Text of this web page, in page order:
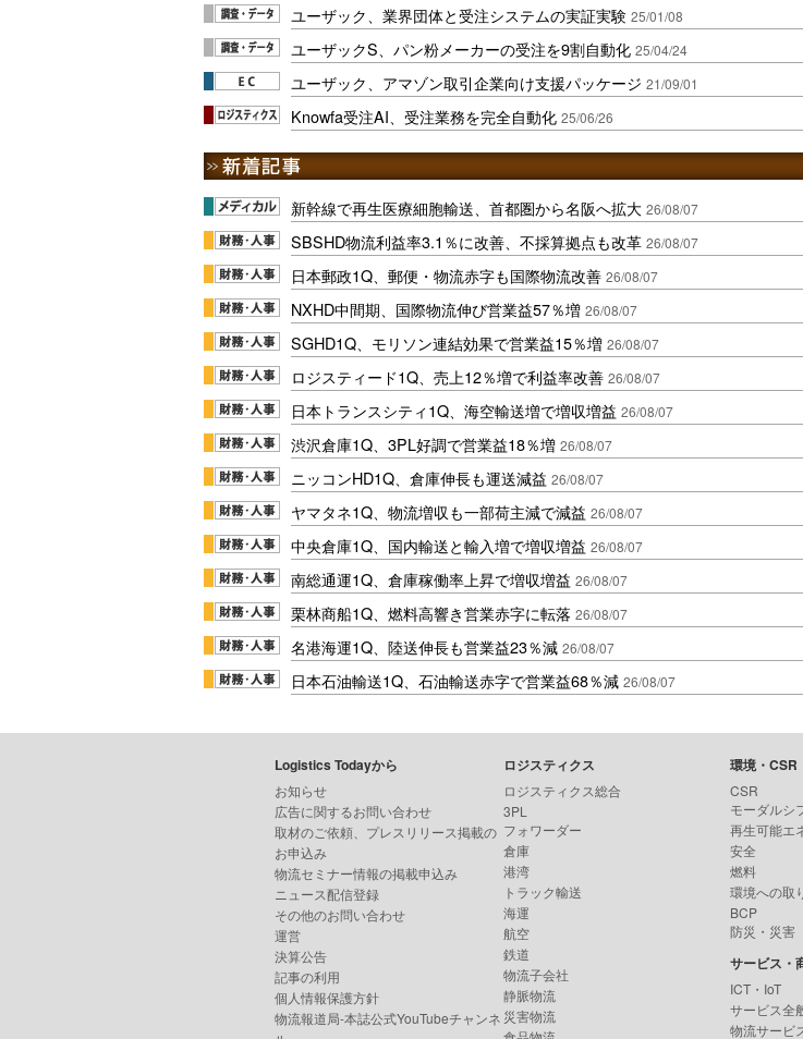
ユーザック、業界団体と受注システムの実証実験 25/01/08
ユーザックS、パン粉メーカーの受注を9割自動化 25/04/24
ユーザック、アマゾン取引企業向け支援パッケージ 21/09/01
Knowfa受注AI、受注業務を完全自動化 25/06/26
新幹線で再生医療細胞輸送、首都圏から名阪へ拡大 26/08/07
SBSHD物流利益率3.1％に改善、不採算拠点も改革 26/08/07
日本郵政1Q、郵便・物流赤字も国際物流改善 26/08/07
NXHD中間期、国際物流伸び営業益57％増 26/08/07
SGHD1Q、モリソン連結効果で営業益15％増 26/08/07
ロジスティード1Q、売上12％増で利益率改善 26/08/07
日本トランスシティ1Q、海空輸送増で増収増益 26/08/07
渋沢倉庫1Q、3PL好調で営業益18％増 26/08/07
ニッコンHD1Q、倉庫伸長も運送減益 26/08/07
ヤマタネ1Q、物流増収も一部荷主減で減益 26/08/07
中央倉庫1Q、国内輸送と輸入増で増収増益 26/08/07
南総通運1Q、倉庫稼働率上昇で増収増益 26/08/07
栗林商船1Q、燃料高響き営業赤字に転落 26/08/07
名港海運1Q、陸送伸長も営業益23％減 26/08/07
日本石油輸送1Q、石油輸送赤字で営業益68％減 26/08/07
Logistics Todayから
お知らせ
広告に関するお問い合わせ
取材のご依頼、プレスリリース掲載の
お申込み
物流セミナー情報の掲載申込み
ニュース配信登録
その他のお問い合わせ
運営
決算公告
記事の利用
個人情報保護方針
物流報道局-本誌公式YouTubeチャンネ
ロジスティクス
ロジスティクス総合
3PL
フォワーダー
倉庫
港湾
トラック輸送
海運
航空
鉄道
物流子会社
静脈物流
災害物流
環境・CSR
CSR
モーダルシ
再生可能エ
安全
燃料
環境への取
BCP
防災・災害
サービス・
ICT・IoT
サービス全
物流サービ